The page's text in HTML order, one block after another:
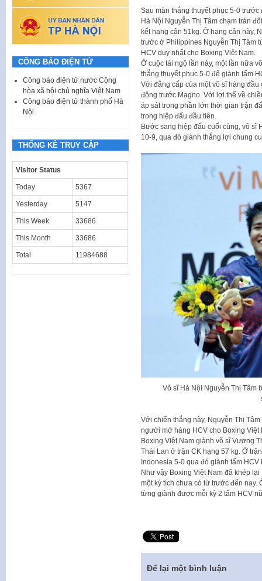
Sau màn thắng thuyết phục 5-0
Hà Nội Nguyễn Thị Tâm chạm trán
kết hạng cân 51kg. Ở hạng cân này,
trước ở Philippines Nguyễn Thị Tâm
HCV duy nhất cho Boxing Việt Nam.
Ở cuộc tái ngộ lần này, một lần nữa
thắng thuyết phục 5-0 để giành tấm
Với đẳng cấp của một võ sĩ hàng
động trước Magno. Với lợi thế về
áp sát trong phần lớn thời gian trận
trong hiệp đấu đầu tiên.
Bước sang hiệp đấu cuối cùng, võ sĩ
10-9, qua đó giành thắng lợi chung
Võ sĩ Hà Nội Nguyễn Thị Tâm
Với chiến thắng này, Nguyễn Thị
người mở hàng HCV cho Boxing
Boxing Việt Nam giành võ sĩ Vương
Thái Lan ở trận CK hạng 57 kg. Ở
Indonesia 5-0 qua đó giành tấm HCV
Như vậy Boxing Việt Nam đã khép
một kỳ tích chưa có từ trước đến nay.
từng giành được mỗi kỳ 2 tấm HCV
Để lại một bình luận
CÔNG BÁO ĐIỆN TỬ
Công báo điện tử nước Cộng
hòa xã hội chủ nghĩa Việt Nam
Công báo điện tử thành phố Hà
Nội
THỐNG KÊ TRUY CẬP
Visitor Status
Today 5367
Yesterday 5147
This Week 33686
This Month 33686
Total 11984688